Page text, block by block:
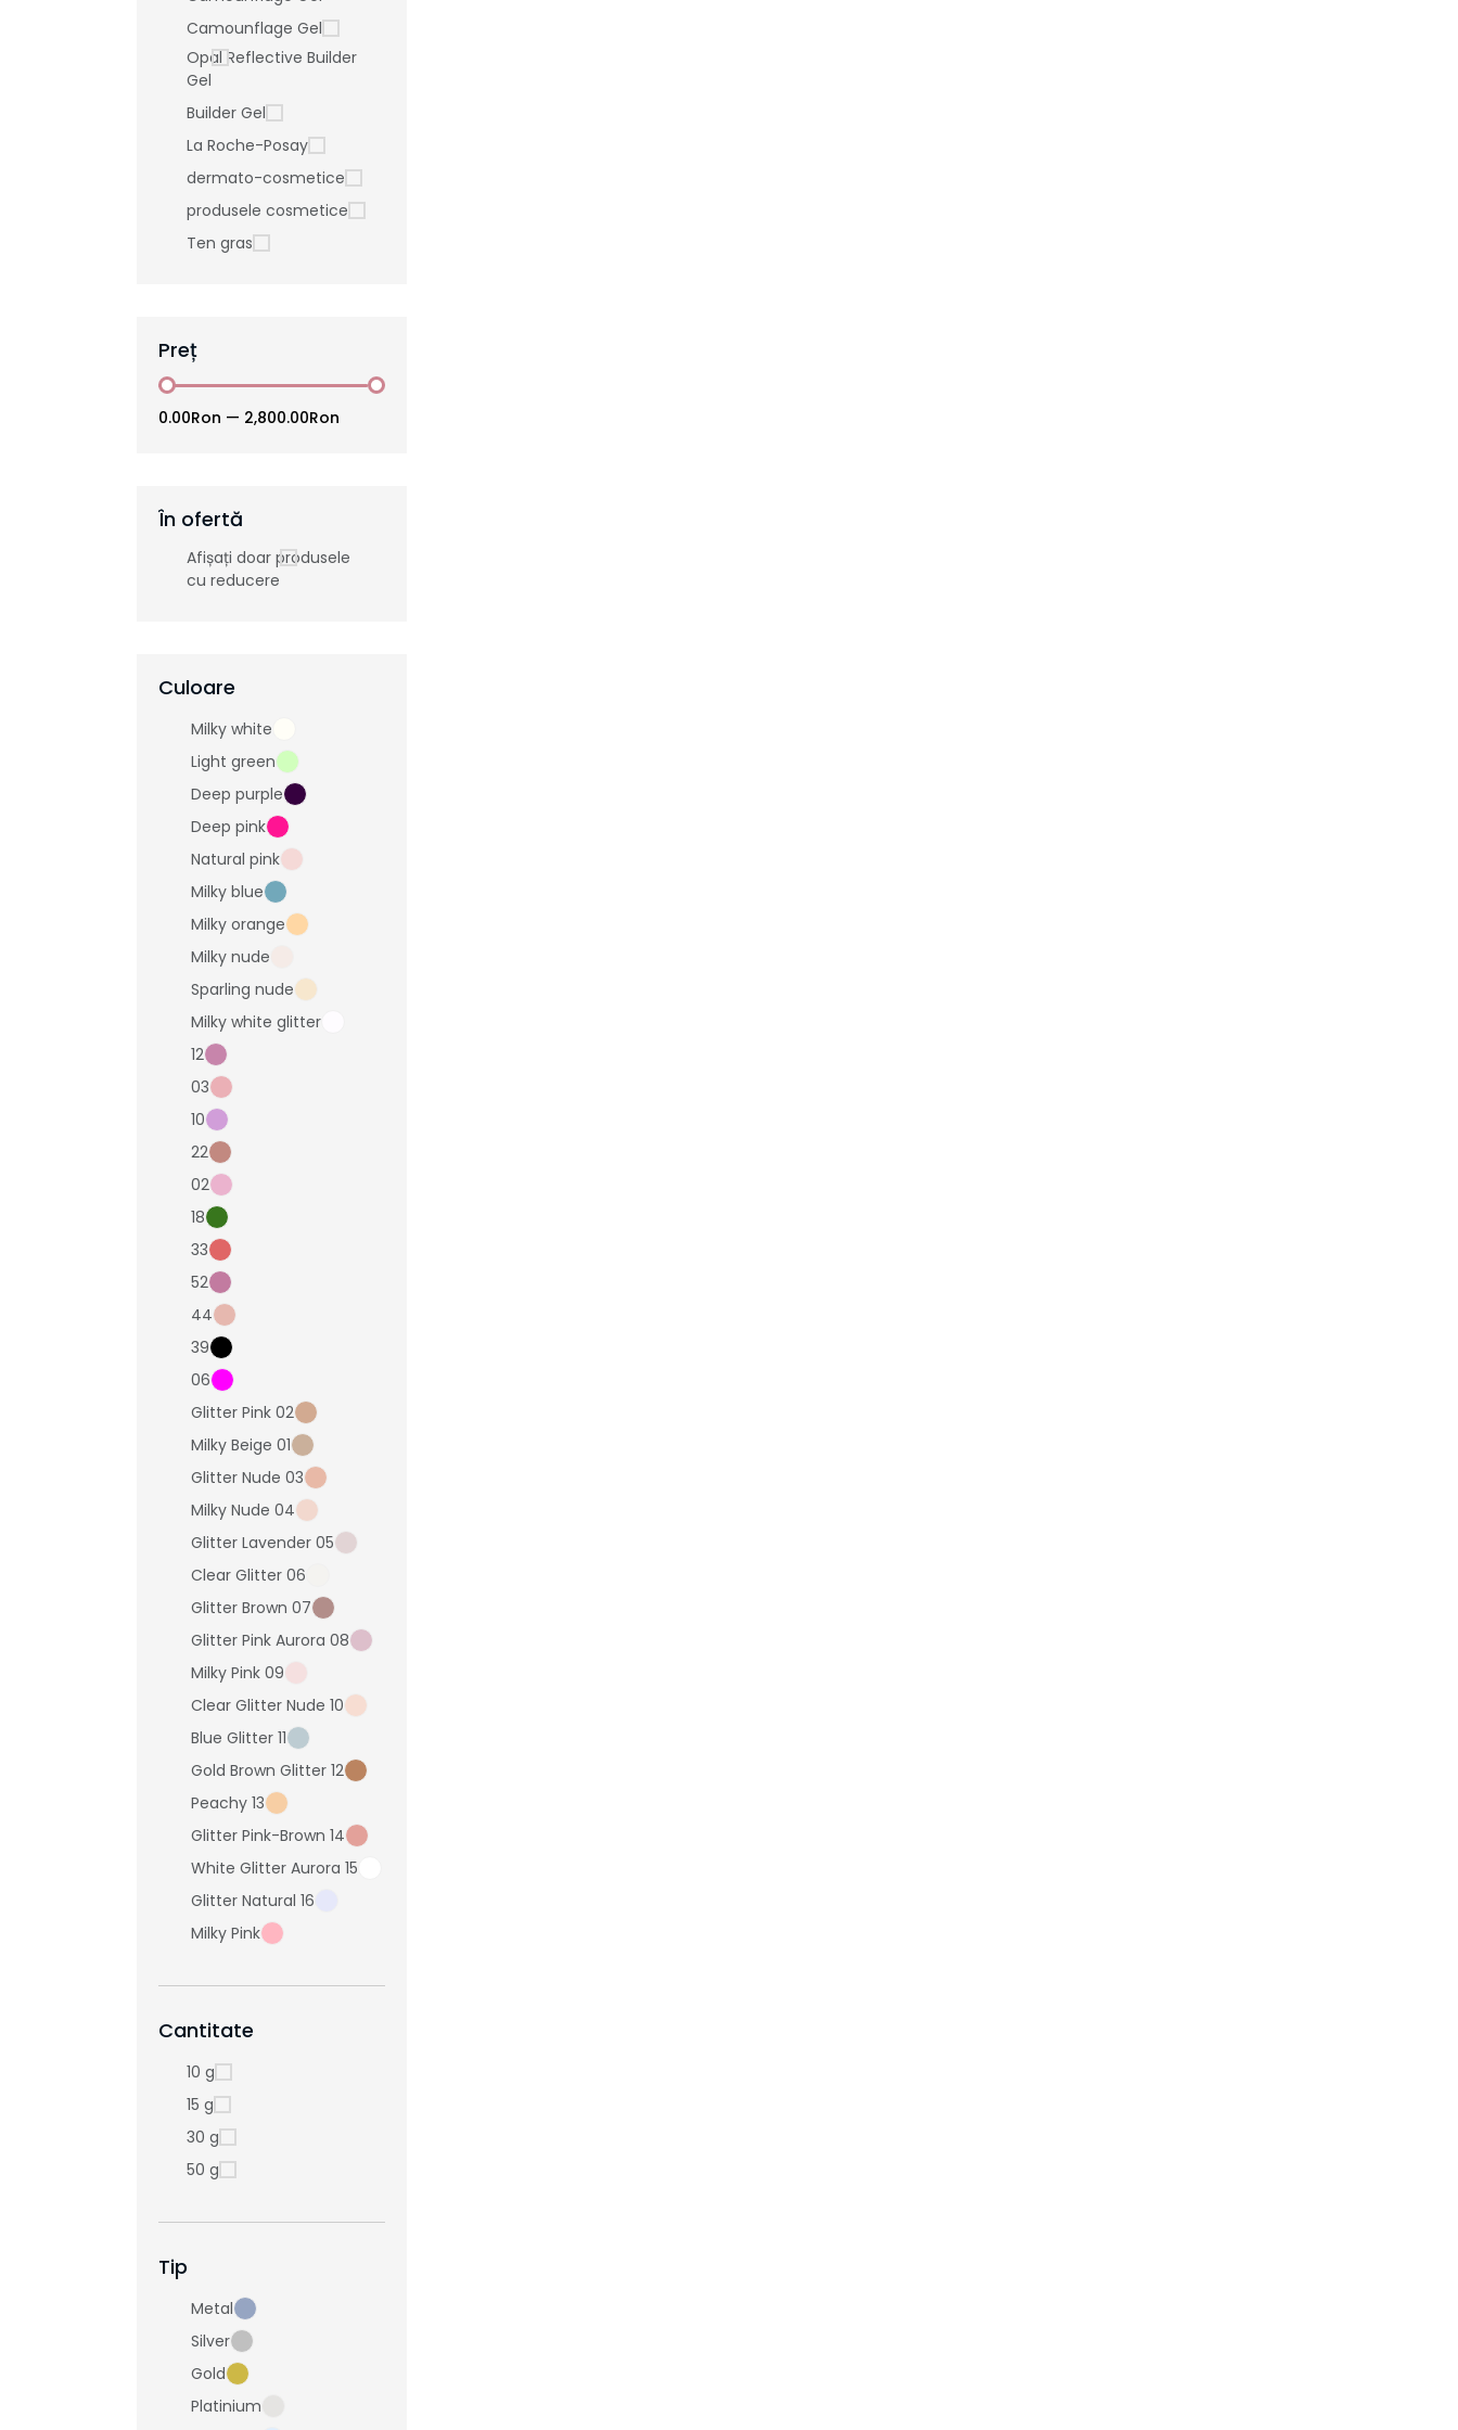
Camounflage Gel
Opal Reflective Builder
Gel
Builder Gel
La Roche-Posay
dermato-cosmetice
produsele cosmetice
Ten gras
Preț
0.00Ron — 2,800.00Ron
În ofertă
Afișați doar produsele
cu reducere
Culoare
Milky white
Light green
Deep purple
Deep pink
Natural pink
Milky blue
Milky orange
Milky nude
Sparling nude
Milky white glitter
12
03
10
22
02
18
33
52
44
39
06
Glitter Pink 02
Milky Beige 01
Glitter Nude 03
Milky Nude 04
Glitter Lavender 05
Clear Glitter 06
Glitter Brown 07
Glitter Pink Aurora 08
Milky Pink 09
Clear Glitter Nude 10
Blue Glitter 11
Gold Brown Glitter 12
Peachy 13
Glitter Pink-Brown 14
White Glitter Aurora 15
Glitter Natural 16
Milky Pink
Cantitate
10 g
15 g
30 g
50 g
Tip
Metal
Silver
Gold
Platinium